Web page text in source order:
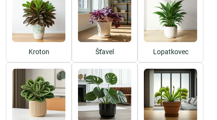
Kroton Šťavel Lopatkovec